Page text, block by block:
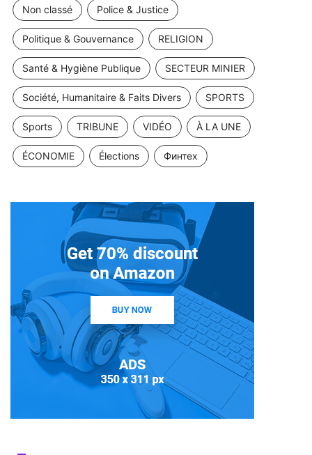
Non classé Police & Justice
Politique & Gouvernance RELIGION
Santé & Hygiène Publique SECTEUR MINIER
Société, Humanitaire & Faits Divers SPORTS
Sports TRIBUNE VIDÉO À LA UNE
ÉCONOMIE Élections Финтех